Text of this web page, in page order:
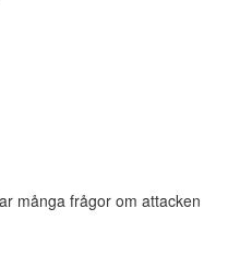
många frågor om attacken